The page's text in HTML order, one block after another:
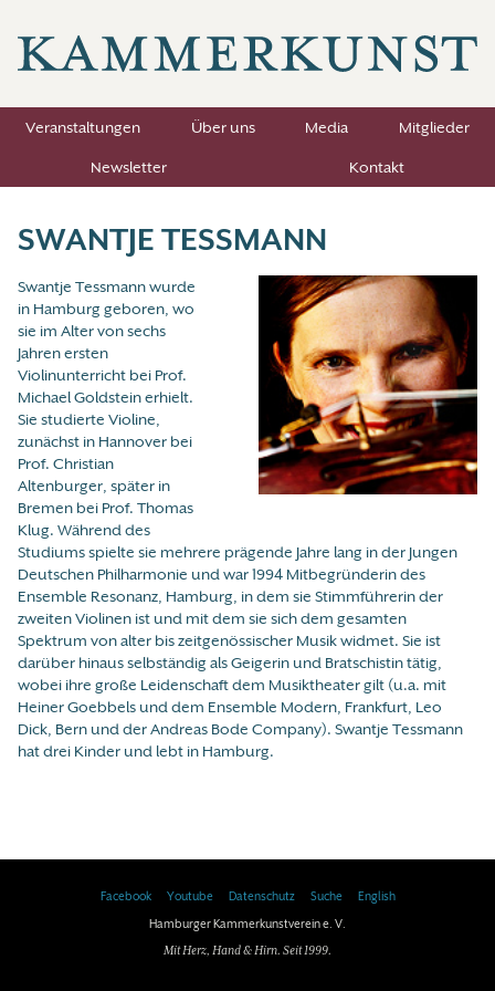
Veranstaltungen Über uns Media
Mitglieder
Newsletter
Kontakt
SWANTJE TESSMANN
Swantje Tessmann wurde
in Hamburg geboren, wo
sie im Alter von sechs
Jahren ersten
Violinunterricht bei Prof.
Michael Goldstein erhielt.
Sie studierte Violine,
zunächst in Hannover bei
Prof. Christian
Altenburger, später in
Bremen bei Prof. Thomas
Klug. Während des
Studiums spielte sie mehrere prägende Jahre lang in der Jungen
Deutschen Philharmonie und war 1994 Mitbegründerin des
Ensemble Resonanz, Hamburg, in dem sie Stimmführerin der
zweiten Violinen ist und mit dem sie sich dem gesamten
Spektrum von alter bis zeitgenössischer Musik widmet. Sie ist
darüber hinaus selbständig als Geigerin und Bratschistin tätig,
wobei ihre große Leidenschaft dem Musiktheater gilt (u.a. mit
Heiner Goebbels und dem Ensemble Modern, Frankfurt, Leo
Dick, Bern und der Andreas Bode Company). Swantje Tessmann
hat drei Kinder und lebt in Hamburg.
Facebook Youtube Datenschutz Suche
English
Hamburger Kammerkunstverein e. V.
Mit Herz, Hand & Hirn. Seit 1999.